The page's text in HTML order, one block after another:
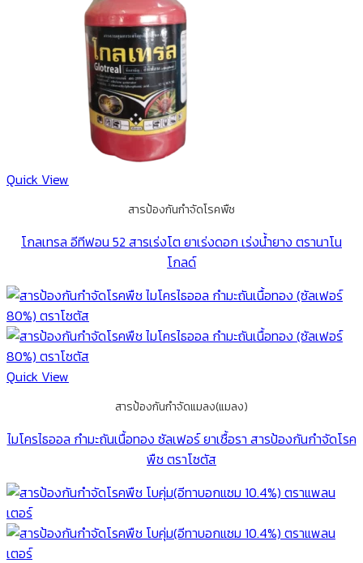
Quick View
สารป้องกันกำจัดโรคพืช
โกลเทรล อีทีฟอน 52 สารเร่งโต ยาเร่งดอก เร่งน้ำยาง ตรานาโน
โกลด์
Quick View
สารป้องกันกำจัดแมลง(แมลง)
ไมโครไธออล กำมะถันเนื้อทอง ซัลเฟอร์ ยาเชื้อรา สารป้องกันกำจัดโรค
พืช ตราโซตัส